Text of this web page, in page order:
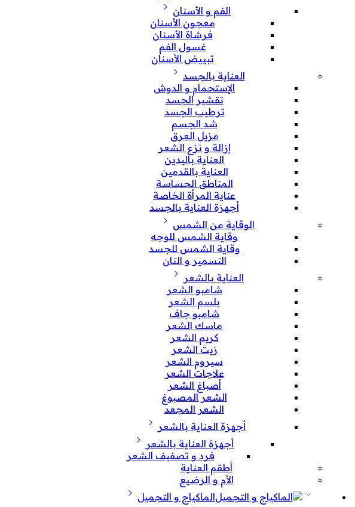
الفم و الأسنان
معجون الأسنان
فرشاة الأسنان
غسول الفم
تبييض الأسنان
العناية بالجسد
الإستحمام و الدوش
تقشير الجسد
ترطيب الجسد
شد الجسم
مزيل العرق
إزالة و نزع الشعر
العناية باليدين
العناية بالقدمين
المناطق الحساسة
عناية المرأة الخاصة
أجهزة العناية بالجسد
الوقاية من الشمس
وقاية الشمس للوجه
وقاية الشمس للجسد
التسمير و التان
العناية بالشعر
شامبو الشعر
بلسم الشعر
شامبو جاف
ماسك الشعر
كريم الشعر
زيت الشعر
سيروم الشعر
علاجات الشعر
أصباغ الشعر
الشعر المصبوغ
الشعر المجعد
أجهزة العناية بالشعر
أجهزة العناية بالشعر
فرد و تصفيف الشعر
أطقم العناية
الأم و الرضيع
الماكياج و التجميل